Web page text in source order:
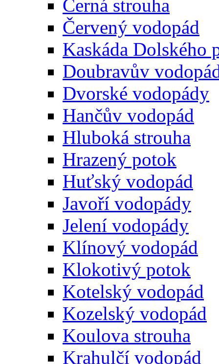
Černá strouha
Červený vodopád
Kaskáda Dolského
Doubravův
Dvorské vodopády
Hančův vodopád
Hluboká strouha
Hrazený potok
Huťský vodopád
Javoří vodopády
Jelení vodopády
Klínový vodopád
Klokotivý potok
Kotelský vodopád
Kozelský vodopád
Koulova strouha
Krahulčí vodopád